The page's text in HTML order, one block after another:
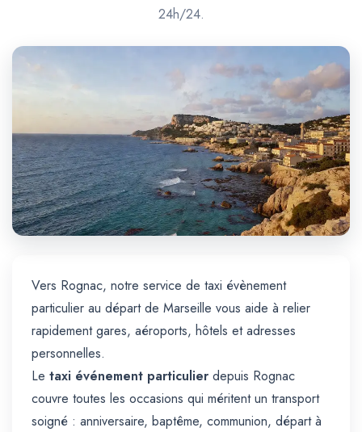
24h/24.
Vers Rognac, notre service de taxi évènement
particulier au départ de Marseille vous aide à relier
rapidement gares, aéroports, hôtels et adresses
personnelles.
Le taxi événement particulier depuis Rognac
couvre toutes les occasions qui méritent un transport
soigné : anniversaire, baptême, communion, départ à